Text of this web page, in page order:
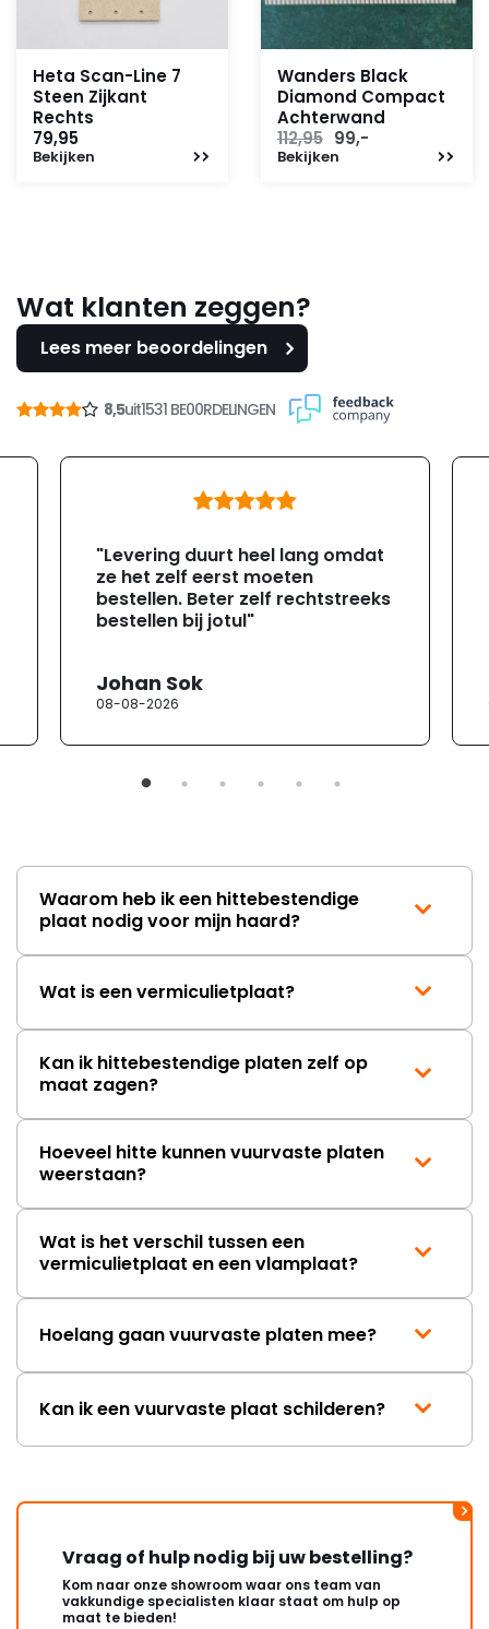
Heta Scan-Line 7
Steen Zijkant
Rechts
79,95
Bekijken
Wanders Black
Diamond Compact
Achterwand
112,95 Oorspronkelijke
prijs
99,-
Bekijken
Wat klanten zeggen?
Lees meer beoordelingen
8,5uit1531 BE00RDELINGEN
"Levering duurt heel lang omdat
ze het zelf eerst moeten
bestellen. Beter zelf rechtstreeks
bestellen bij jotul"
Johan Sok
08-08-2026
Waarom heb ik een hittebestendige
plaat nodig voor mijn haard?
Wat is een vermiculietplaat?
Kan ik hittebestendige platen zelf op
maat zagen?
Hoeveel hitte kunnen vuurvaste platen
weerstaan?
Wat is het verschil tussen een
vermiculietplaat en een vlamplaat?
Hoelang gaan vuurvaste platen mee?
Kan ik een vuurvaste plaat schilderen?
Vraag of hulp nodig bij uw bestelling?
Kom naar onze showroom waar ons team van
vakkundige specialisten klaar staat om hulp op
maat te bieden!